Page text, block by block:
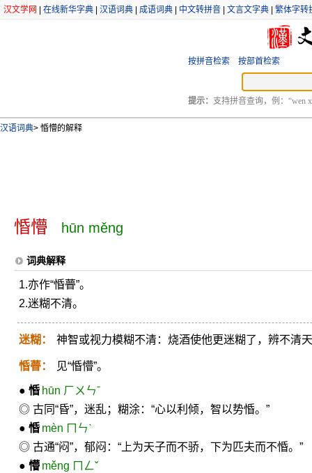
汉文学网 在线新华字典 汉语词典 成语词典 中文转拼音 文言文字典 繁体字转
按拼音检索 按部首检索
提示： 支持拼音查询，例：“wen
汉语词典> 惛懵的解释
惛懵 hūn měng
词典解释
1.亦作“惛瞢”。
2.迷糊不清。
迷糊： 神智或视力模糊不清：烧酒使他更迷糊了，辨不清
惛瞢： 见“惛懵”。
● 惛 hūn ㄏㄨㄣˉ
◎ 古同“昏”，迷乱；糊涂：“心以利倾，智以势惛。”
● 惛 mèn ㄇㄣˋ
◎ 古通“闷”，郁闷：“上为天子而不骄，下为匹夫而不惛。”
● 懵 měng ㄇㄥˇ